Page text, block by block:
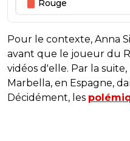
Rouge
Pour le contexte, Anna
avant que le joueur du
vidéos d'elle. Par la
Marbella, en Espagne,
Décidément, les